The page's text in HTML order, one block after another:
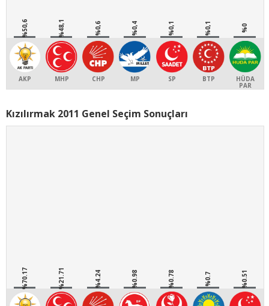
%50,6
AKP
%48,1
MHP
%0,6
CHP
%0,4
MP
%0,1
SP
%0,1
BTP
%0
HÜDA
PAR
Kızılırmak 2011 Genel Seçim Sonuçları
%70.17 %21.71 %4.24 %0.98 %0.78 %0.7 %0.51